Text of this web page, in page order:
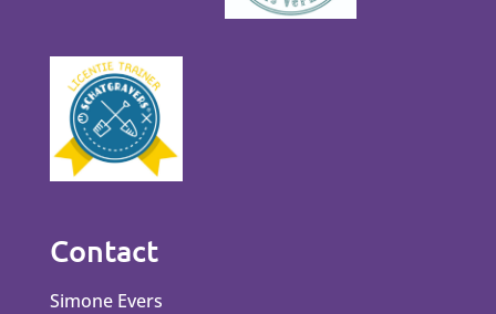
Contact
Simone Evers